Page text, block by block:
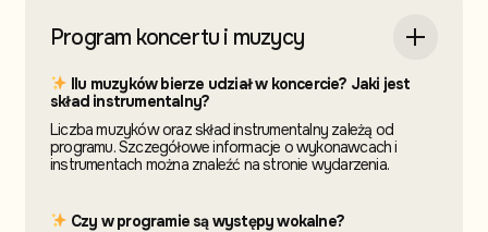
Program koncertu i muzycy
Ilu muzyków bierze udział w koncercie? Jaki jest
skład instrumentalny?
Liczba muzyków oraz skład instrumentalny zależą od
programu. Szczegółowe informacje o wykonawcach i
instrumentach można znaleźć na stronie wydarzenia.
Czy w programie są występy wokalne?